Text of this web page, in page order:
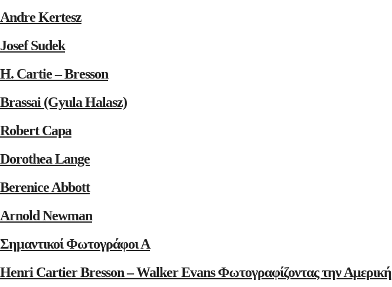
Andre Kertesz
Josef Sudek
H. Cartie – Bresson
Brassai (Gyula Halasz)
Robert Capa
Dorothea Lange
Berenice Abbott
Arnold Newman
Σημαντικοί Φωτογράφοι Α
Henri Cartier Bresson – Walker Evans Φωτογραφίζοντας την Αμερική